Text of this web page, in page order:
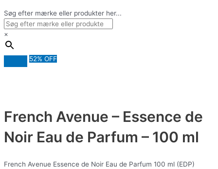
Søg efter mærke eller produkter her...
×
52% OFF
French Avenue – Essence de
Noir Eau de Parfum – 100 ml
French Avenue Essence de Noir Eau de Parfum 100 ml (EDP)